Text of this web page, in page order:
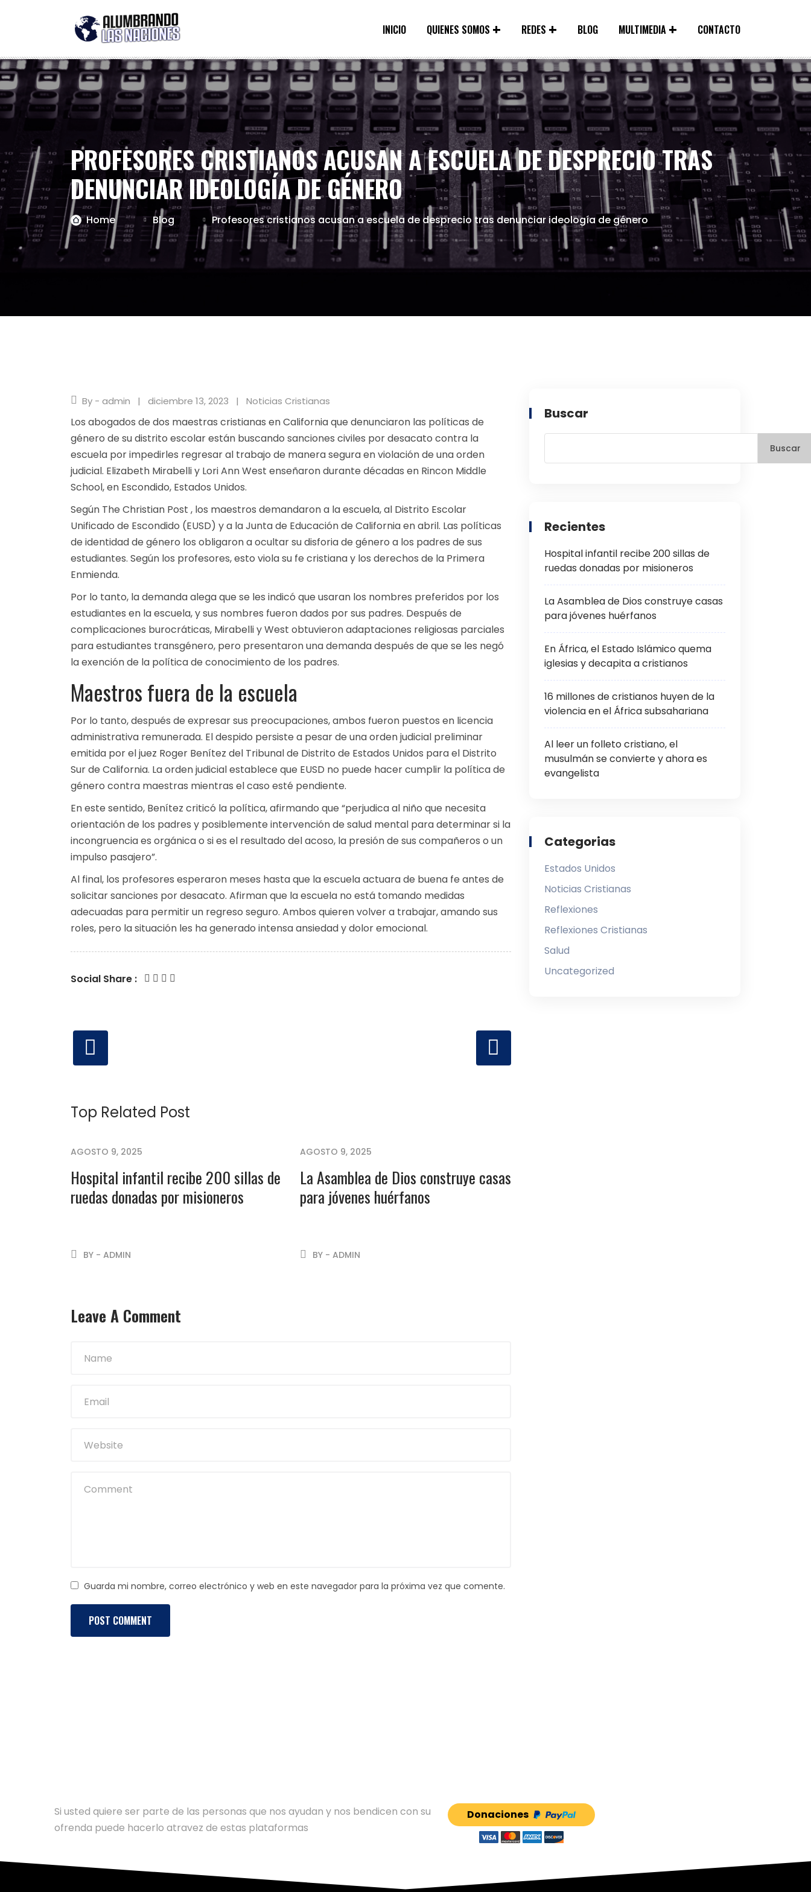
INICIO QUIENES SOMOS REDES BLOG MULTIMEDIA CONTACTO
PROFESORES CRISTIANOS ACUSAN A ESCUELA DE DESPRECIO TRAS
DENUNCIAR IDEOLOGÍA DE GÉNERO
Home Blog Profesores cristianos acusan a escuela de desprecio tras denunciar ideología de género
By - admin diciembre 13, 2023 Noticias Cristianas
Los abogados de dos maestras cristianas en California que denunciaron las políticas de
género de su distrito escolar están buscando sanciones civiles por desacato contra la
escuela por impedirles regresar al trabajo de manera segura en violación de una orden
judicial. Elizabeth Mirabelli y Lori Ann West enseñaron durante décadas en Rincon Middle
School, en Escondido, Estados Unidos.
Según The Christian Post , los maestros demandaron a la escuela, al Distrito Escolar
Unificado de Escondido (EUSD) y a la Junta de Educación de California en abril. Las políticas
de identidad de género los obligaron a ocultar su disforia de género a los padres de sus
estudiantes. Según los profesores, esto viola su fe cristiana y los derechos de la Primera
Enmienda.
Por lo tanto, la demanda alega que se les indicó que usaran los nombres preferidos por los
estudiantes en la escuela, y sus nombres fueron dados por sus padres. Después de
complicaciones burocráticas, Mirabelli y West obtuvieron adaptaciones religiosas parciales
para estudiantes transgénero, pero presentaron una demanda después de que se les negó
la exención de la política de conocimiento de los padres.
Maestros fuera de la escuela
Por lo tanto, después de expresar sus preocupaciones, ambos fueron puestos en licencia
administrativa remunerada. El despido persiste a pesar de una orden judicial preliminar
emitida por el juez Roger Benítez del Tribunal de Distrito de Estados Unidos para el Distrito
Sur de California. La orden judicial establece que EUSD no puede hacer cumplir la política de
género contra maestras mientras el caso esté pendiente.
En este sentido, Benítez criticó la política, afirmando que “perjudica al niño que necesita
orientación de los padres y posiblemente intervención de salud mental para determinar si la
incongruencia es orgánica o si es el resultado del acoso, la presión de sus compañeros o un
impulso pasajero”.
Al final, los profesores esperaron meses hasta que la escuela actuara de buena fe antes de
solicitar sanciones por desacato. Afirman que la escuela no está tomando medidas
adecuadas para permitir un regreso seguro. Ambos quieren volver a trabajar, amando sus
roles, pero la situación les ha generado intensa ansiedad y dolor emocional.
Social Share :
Top Related Post
AGOSTO 9, 2025
Hospital infantil recibe 200 sillas de
ruedas donadas por misioneros
BY - ADMIN
AGOSTO 9, 2025
La Asamblea de Dios construye casas
para jóvenes huérfanos
BY - ADMIN
Leave A Comment
Guarda mi nombre, correo electrónico y web en este navegador para la próxima vez que comente.
Buscar
Buscar
Recientes
Hospital infantil recibe 200 sillas de
ruedas donadas por misioneros
La Asamblea de Dios construye casas
para jóvenes huérfanos
En África, el Estado Islámico quema
iglesias y decapita a cristianos
16 millones de cristianos huyen de la
violencia en el África subsahariana
Al leer un folleto cristiano, el
musulmán se convierte y ahora es
evangelista
Categorias
Estados Unidos
Noticias Cristianas
Reflexiones
Reflexiones Cristianas
Salud
Uncategorized
Si usted quiere ser parte de las personas que nos ayudan y nos bendicen con su
ofrenda puede hacerlo atravez de estas plataformas
Donaciones